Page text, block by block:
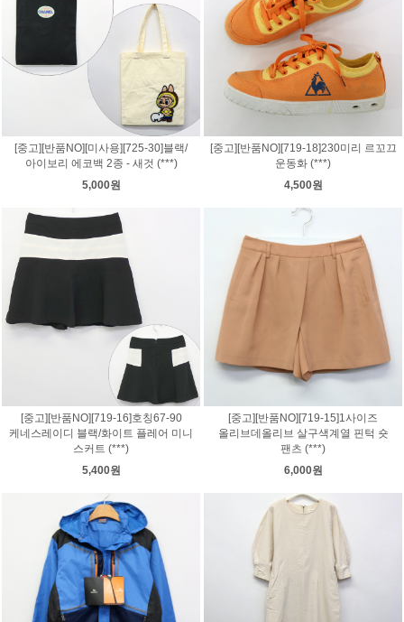
[중고][반품NO][미사용][725-30]블랙/
아이보리 에코백 2종 - 새것 (***)
5,000원
[중고][반품NO][719-18]230미리 르꼬끄
운동화 (***)
4,500원
[중고][반품NO][719-16]호칭67-90
케네스레이디 블랙/화이트 플레어 미니
스커트 (***)
5,400원
[중고][반품NO][719-15]1사이즈
올리브데올리브 살구색계열 핀턱 숏
팬츠 (***)
6,000원